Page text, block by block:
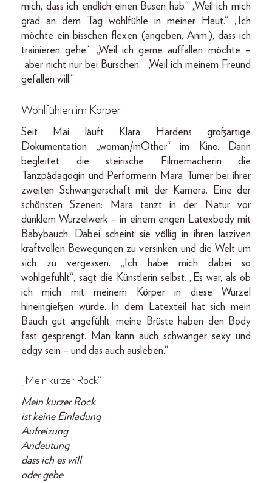
mich, dass ich endlich einen Busen hab.“ „Weil ich mich
grad an dem Tag wohlfühle in meiner Haut.“ „Ich
möchte ein bisschen flexen (angeben, Anm.), dass ich
trainieren gehe.“ „Weil ich gerne auffallen möchte –
aber nicht nur bei Burschen.“ „Weil ich meinem Freund
gefallen will.“
Wohlfühlen im Körper
Seit Mai läuft Klara Hardens großartige
Dokumentation „woman/mOther“ im Kino. Darin
begleitet die steirische Filmemacherin die
Tanzpädagogin und Performerin Mara Turner bei ihrer
zweiten Schwangerschaft mit der Kamera. Eine der
schönsten Szenen: Mara tanzt in der Natur vor
dunklem Wurzelwerk – in einem engen Latexbody mit
Babybauch. Dabei scheint sie völlig in ihren lasziven
kraftvollen Bewegungen zu versinken und die Welt um
sich zu vergessen. „Ich habe mich dabei so
wohlgefühlt“, sagt die Künstlerin selbst. „Es war, als ob
ich mich mit meinem Körper in diese Wurzel
hineingießen würde. In dem Latexteil hat sich mein
Bauch gut angefühlt, meine Brüste haben den Body
fast gesprengt. Man kann auch schwanger sexy und
edgy sein – und das auch ausleben.“
„Mein kurzer Rock“
Mein kurzer Rock
ist keine Einladung
Aufreizung
Andeutung
dass ich es will
oder gebe